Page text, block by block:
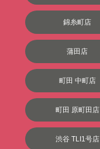
錦糸町店
蒲田店
町田 中町店
町田 原町田店
渋谷 TLI1号店